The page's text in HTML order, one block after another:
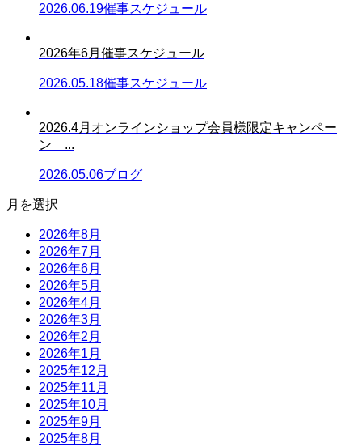
2026.06.19催事スケジュール
2026年6月催事スケジュール
2026.05.18催事スケジュール
2026.4月オンラインショップ会員様限定キャンペー
ン ...
2026.05.06ブログ
月を選択
2026年8月
2026年7月
2026年6月
2026年5月
2026年4月
2026年3月
2026年2月
2026年1月
2025年12月
2025年11月
2025年10月
2025年9月
2025年8月